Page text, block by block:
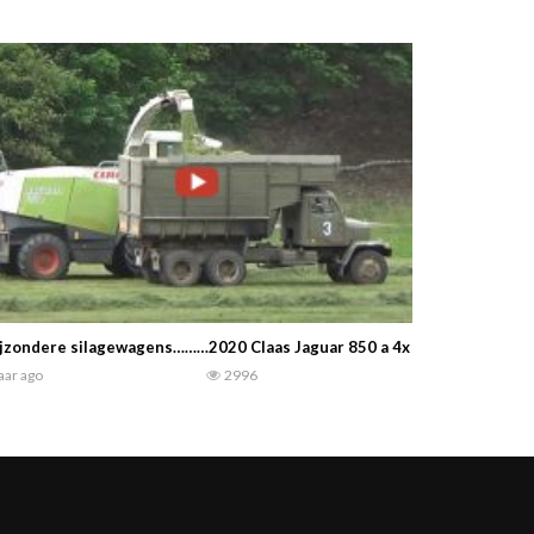
silagewagens………2020 Claas Jaguar 850 a 4x Praga V3S
ago 2996